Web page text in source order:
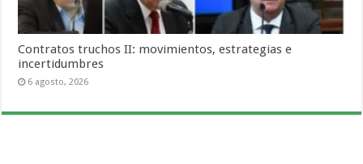
Contratos truchos II: movimientos, estrategias e
incertidumbres
6 agosto, 2026